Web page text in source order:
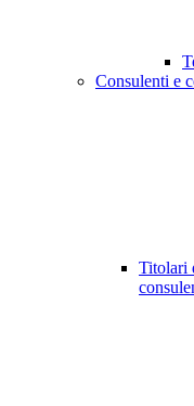
Consulenti e
Titolari